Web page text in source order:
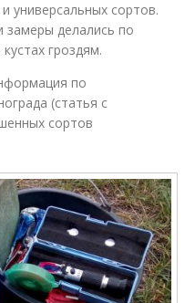
универсальных сортов.
замеры делались по
гроздям.
по
(статья с
сортов